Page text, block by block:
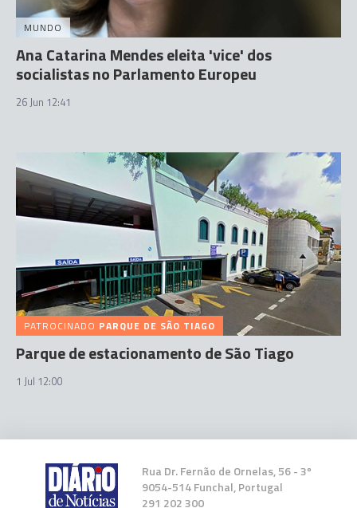
MUNDO
Ana Catarina Mendes eleita 'vice' dos
socialistas no Parlamento Europeu
26 Jun 12:41
PATROCINADO PARQUE DE SÃO TIAGO
Parque de estacionamento de São Tiago
1 Jul 12:00
Rua Dr. Fernão de Ornelas, 56 - 3º
9054-514 Funchal, Portugal
291 202 300